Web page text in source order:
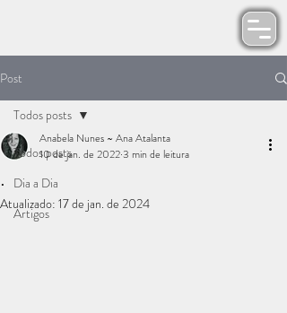
Post
Todos posts
Dia a Dia
Artigos
Todos posts
.
Anabela Nunes ~ Ana Atalanta
10 de jan. de 20223 min de leitura
Atualizado: 17 de jan. de 2024